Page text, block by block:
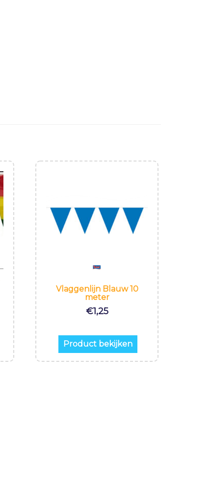
Vlaggenlijn Blauw 10
meter
€1,25
Product bekijken